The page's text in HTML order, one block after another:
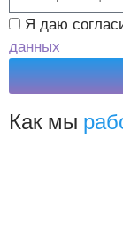
Я даю
данных
Как мы